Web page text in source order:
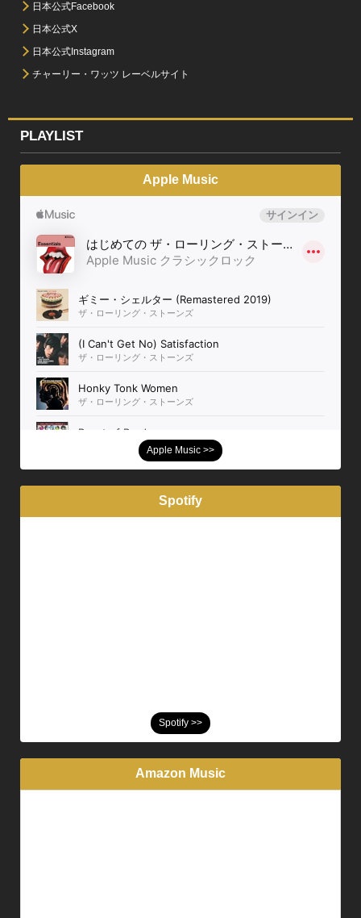
日本公式Facebook
日本公式X
日本公式Instagram
チャーリー・ワッツ レーベルサイト
PLAYLIST
Apple Music
Apple Music >>
Spotify
Spotify >>
Amazon Music